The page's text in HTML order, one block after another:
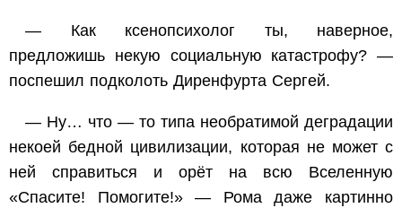
— Как ксенопсихолог ты, наверное,
предложишь некую социальную катастрофу? —
поспешил подколоть Диренфурта Сергей.
— Ну… что — то типа необратимой деградации
некоей бедной цивилизации, которая не может с
ней справиться и орёт на всю Вселенную
«Спасите! Помогите!» — Рома даже картинно